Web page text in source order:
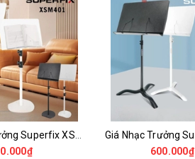
Giá Nhạc Trưởng Superfix XSM401 – Giá Để Sách Nhạc Cao Cấp Đế Tròn Vững Chắc
600.000₫